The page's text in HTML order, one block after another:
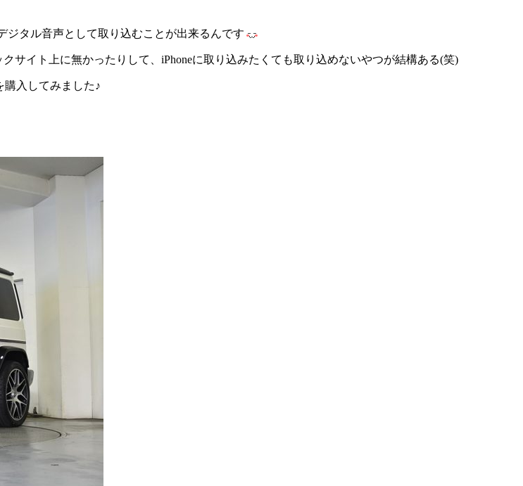
ジタル音声として取り込むことが出来るんです
サイト上に無かったりして、iPhoneに取り込みたくても取り込めないやつが結構ある(笑)
購入してみました♪